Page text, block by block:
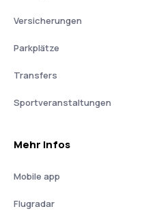
Versicherungen
Parkplätze
Transfers
Sportveranstaltungen
Mehr Infos
Mobile app
Flugradar